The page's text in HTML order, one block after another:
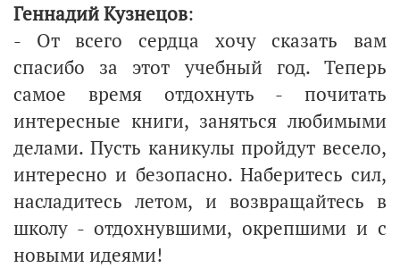
Геннадий Кузнецов:
- От всего сердца хочу сказать вам
спасибо за этот учебный год. Теперь
самое время отдохнуть - почитать
интересные книги, заняться любимыми
делами. Пусть каникулы пройдут весело,
интересно и безопасно. Наберитесь сил,
насладитесь летом, и возвращайтесь в
школу - отдохнувшими, окрепшими и с
новыми идеями!